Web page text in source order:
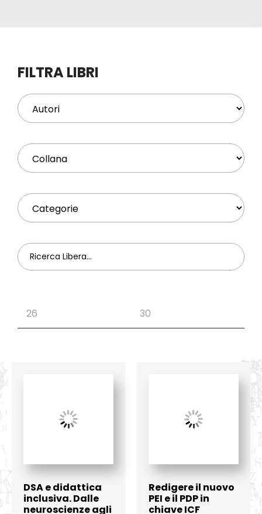
Profilo
FILTRA LIBRI
DSA e didattica
inclusiva. Dalle
neuroscienze agli
Redigere il nuovo
PEI e il PDP in
chiave ICF